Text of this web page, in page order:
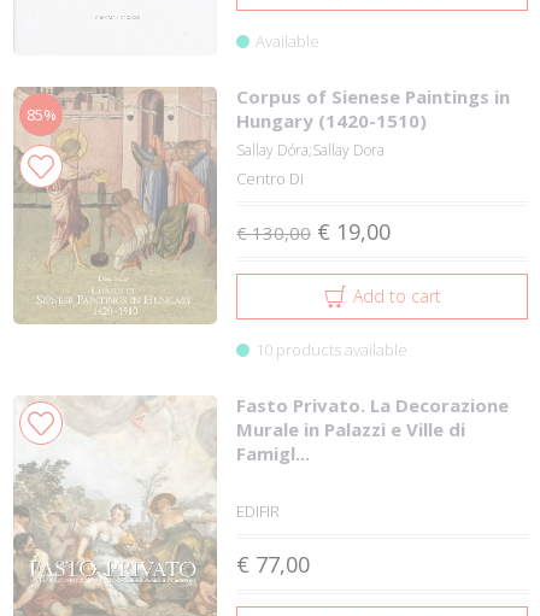
Available
85%
Corpus of Sienese Paintings in
Hungary (1420-1510)
Sallay Dóra;Sallay Dora
Centro Di
€ 130,00 € 19,00
Add to cart
10 products available
Fasto Privato. La Decorazione
Murale in Palazzi e Ville di
Famigl...
EDIFIR
€ 77,00